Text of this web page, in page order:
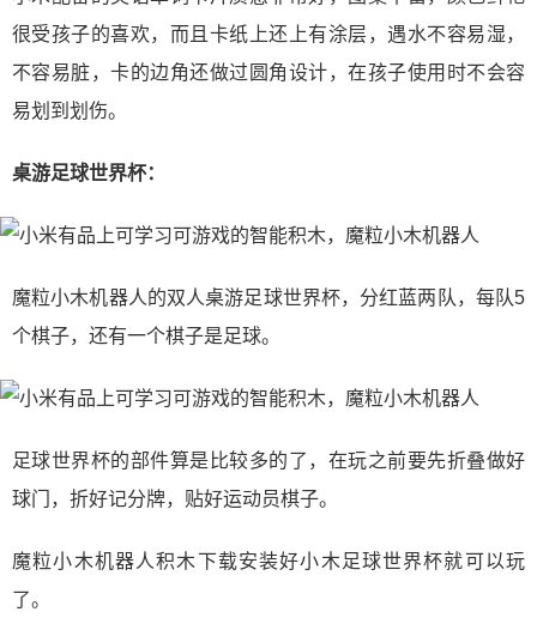
很受孩子的喜欢，而且卡纸上还上有涂层，遇水不容易湿，
不容易脏，卡的边角还做过圆角设计，在孩子使用时不会容
易划到划伤。
桌游足球世界杯：
魔粒小木机器人的双人桌游足球世界杯，分红蓝两队，每队5
个棋子，还有一个棋子是足球。
足球世界杯的部件算是比较多的了，在玩之前要先折叠做好
球门，折好记分牌，贴好运动员棋子。
魔粒小木机器人积木下载安装好小木足球世界杯就可以玩
了。